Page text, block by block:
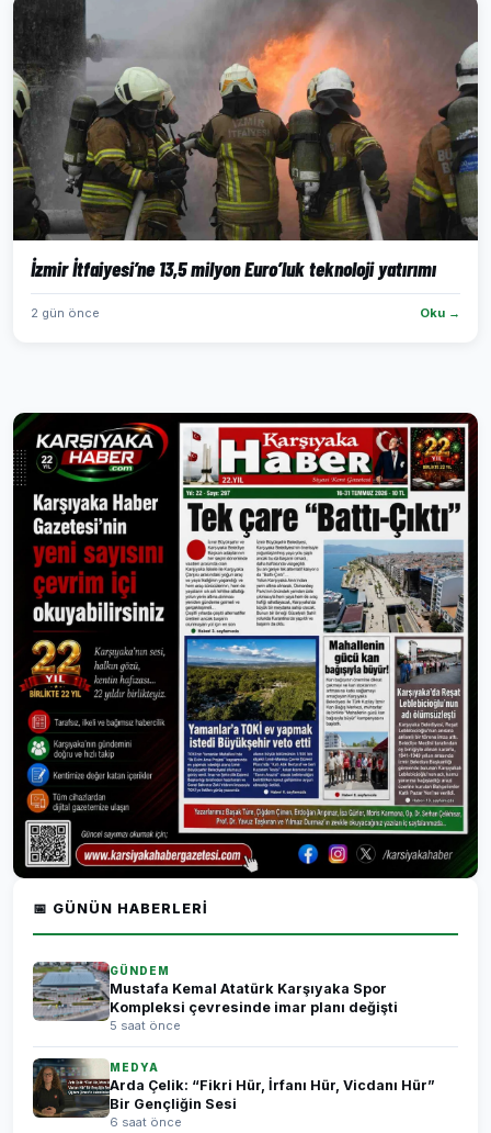
İzmir İtfaiyesi’ne 13,5 milyon Euro’luk teknoloji yatırımı
2 gün önce Oku →
📅 GÜNÜN HABERLERI
GÜNDEM
Mustafa Kemal Atatürk Karşıyaka Spor
Kompleksi çevresinde imar planı değişti
5 saat önce
MEDYA
Arda Çelik: “Fikri Hür, İrfanı Hür, Vicdanı Hür”
Bir Gençliğin Sesi
6 saat önce